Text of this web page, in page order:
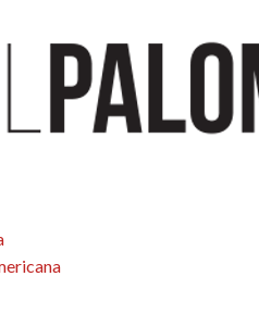
española y latinoamericana